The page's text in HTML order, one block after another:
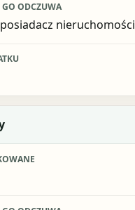
nieruchomości